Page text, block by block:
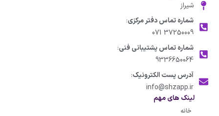
شیراز
شماره تماس دفتر مرکزی:
37250009 071
شماره تماس پشتیبانی فنی:
9336650064
آدرس پست الکترونیک:
info@shzapp.ir
لینک های مهم
خانه